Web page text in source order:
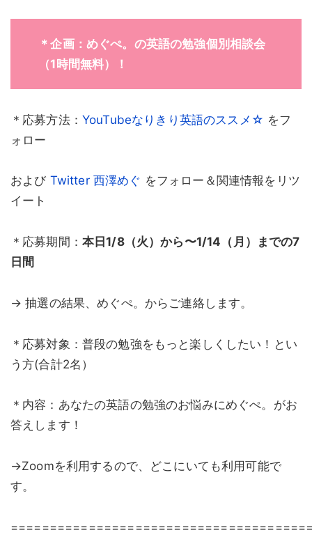
＊企画：めぐぺ。の英語の勉強個別相談会
（1時間無料）！
＊応募方法： YouTubeなりきり英語のススメ☆ をフ
ォロー
および Twitter 西澤めぐ をフォロー＆関連情報をリツ
イート
＊応募期間： 本日1/8（火）から〜1/14（月）までの7
日間
→ 抽選の結果、めぐぺ。からご連絡します。
＊応募対象：普段の勉強をもっと楽しくしたい！とい
う方(合計2名）
＊内容：あなたの英語の勉強のお悩みにめぐぺ。がお
答えします！
→Zoomを利用するので、どこにいても利用可能で
す。